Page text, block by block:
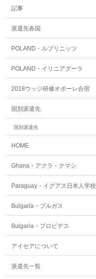
記事
派遣先各国
POLAND・ルブリニッツ
POLAND・イリニアグーラ
2018ウッジ研修オポーレ合宿
国別派遣先
国別派遣先
HOME
Ghana・アクラ・クマシ
Paraguay・イグアス日本人学校
Bulgaria・ブルガス
Bulgaria・プロビデス
アイセアについて
派遣先一覧